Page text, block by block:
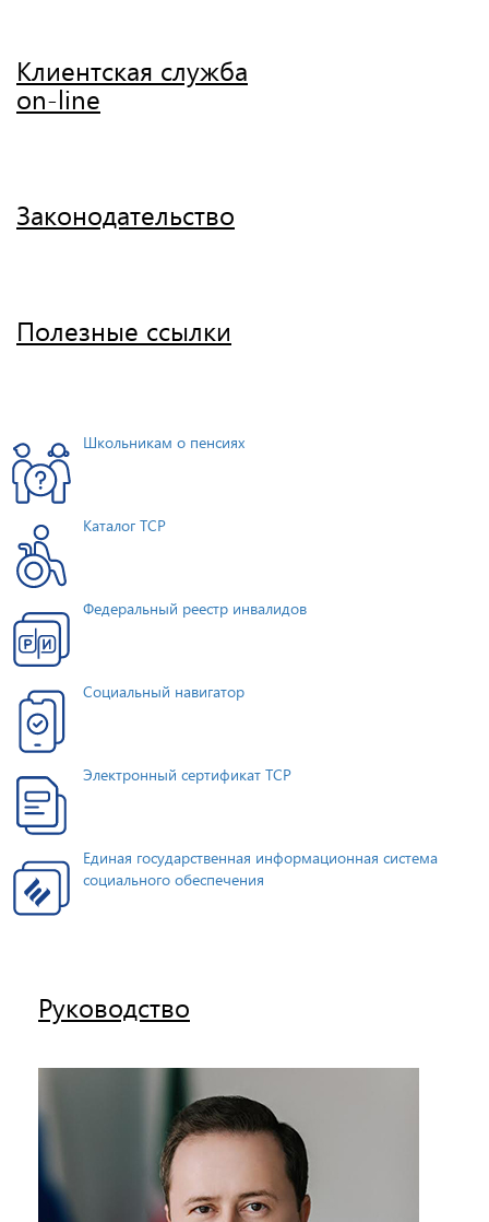
Клиентская служба
on-line
Законодательство
Полезные ссылки
Школьникам о пенсиях
Каталог ТСР
Федеральный реестр инвалидов
Социальный навигатор
Электронный сертификат ТСР
Единая государственная информационная система
социального обеспечения
Руководство